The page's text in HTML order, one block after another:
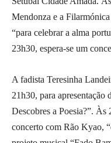
Mendonza e a
“para celebrar a alma
23h30, espera-se um
A fadista Teresinha
21h30, para apresentação
Descobres a Poesia?”. Às
concerto com Rão Kyao,